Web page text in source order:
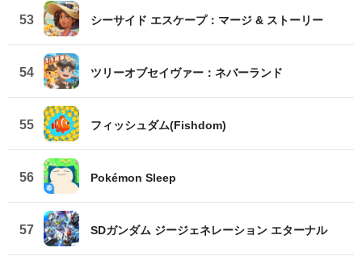
53 シーサイド エスケープ：マージ & ストーリー
54 ツリーオブセイヴァー：ネバーランド
55 フィッシュダム(Fishdom)
56 Pokémon Sleep
57 SDガンダム ジージェネレーション エターナル